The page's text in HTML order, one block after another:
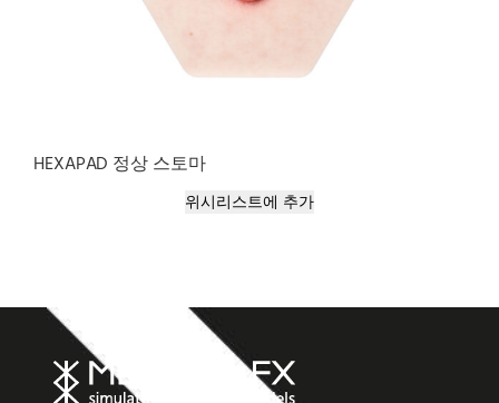
HEXAPAD 정상 스토마
위시리스트에 추가